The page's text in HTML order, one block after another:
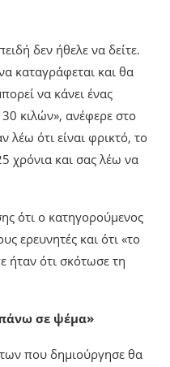
δεν ήθελε να δείτε.
καταγράφεται και θα
να κάνει ένας
κιλών», ανέφερε στο
λέω ότι είναι φρικτό, το
χρόνια και σας λέω να
ότι ο κατηγορούμενος
ερευνητές και ότι «το
ήταν ότι σκότωσε τη
σε ψέμα»
που δημιούργησε θα